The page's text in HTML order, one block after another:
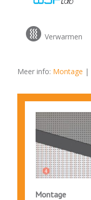
Verwarmen
Meer info: Montage |
Montage